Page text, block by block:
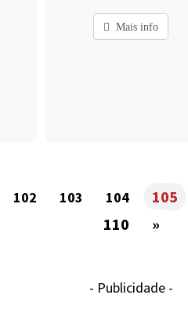
Mais info
102 103 104 105
110
»
- Publicidade -